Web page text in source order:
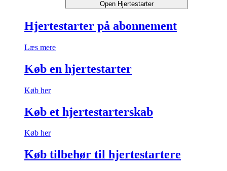
Open Hjertestarter
Hjertestarter på abonnement
Læs mere
Køb en hjertestarter
Køb her
Køb et hjertestarterskab
Køb her
Køb tilbehør til hjertestartere